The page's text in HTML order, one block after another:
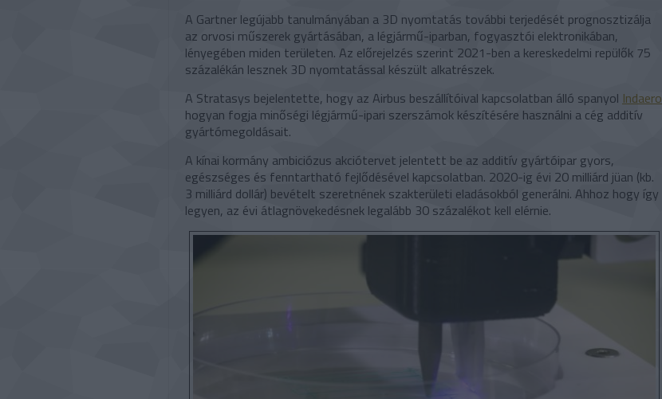
A Gartner legújabb tanulmányában a 3D nyomtatás további terjedését prognosztizálja
az orvosi műszerek gyártásában, a légjármű-iparban, fogyasztói elektronikában,
lényegében miden területen. Az előrejelzés szerint 2021-ben a kereskedelmi repülők 75
százalékán lesznek 3D nyomtatással készült alkatrészek.
A Stratasys bejelentette, hogy az Airbus beszállítóival kapcsolatban álló spanyol Indaero
hogyan fogja minőségi légjármű-ipari szerszámok készítésére használni a cég additív
gyártómegoldásait.
A kínai kormány ambiciózus akciótervet jelentett be az additív gyártóipar gyors,
egészséges és fenntartható fejlődésével kapcsolatban. 2020-ig évi 20 milliárd jüan (kb.
3 milliárd dollár) bevételt szeretnének szakterületi eladásokból generálni. Ahhoz hogy így
legyen, az évi átlagnövekedésnek legalább 30 százalékot kell elérnie.